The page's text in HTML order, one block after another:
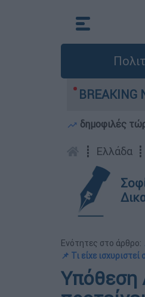
BREAKING
Γερμανό μετά τη
δημοφιλές
┋ Ελλάδα ┋
Ενότητες στο άρθρο:
📌 Τι είχε
Υπόθεση